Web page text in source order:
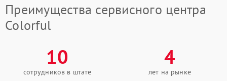
Преимущества сервисного центра
Colorful
10
сотрудников в штате
4
лет на рынке